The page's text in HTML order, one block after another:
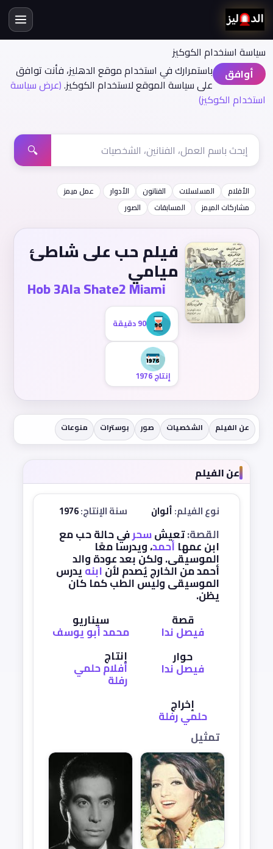
سياسة اسنخدام الكوكيز
أوافق
باستمرارك في استخدام موقع الدهليز، فأنت توافق
على سياسة الموقع لاستخدام الكوكيز.(عرض سياسة
استخدام الكوكيز)
🔍
الأفلام المسلسلات الفنانون الأدوار
عمل ميمز
مشاركات الميمز
المسابقات الصور
فيلم حب على شاطئ
ميامي
Hob 3Ala Shate2 Miami
90 دقيقة
إنتاج 1976
عن الفيلم الشخصيات صور بوسترات منوعات
عن الفيلم
نوع الفيلم:ألوان سنة الإنتاج:
القصة:تعيشسحرفي حالة حب مع
ابن عمها أحمد، ويدرسا معًا
الموسيقى. ولكن بعد عودة والد
أحمد من الخارج يُصدم لأنابنهيدرس
الموسيقى وليس الطب كما كان
يظن.
قصة
فيصل ندا
سيناريو
محمد أبو يوسف
حوار
فيصل ندا
إنتاج
أفلام حلمي
رفلة
إخراج
حلمي رفلة
تمثيل